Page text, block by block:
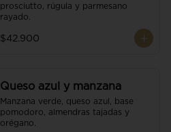
prosciutto, rúgula y parmesano
rayado.
$42.900
Queso azul y manzana
Manzana verde, queso azul, base
pomodoro, almendras tajadas y
orégano.